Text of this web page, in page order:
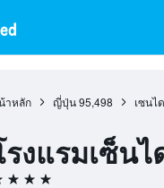
าหลัก ญี่ปุ่น 95,498 เซนได
งแรมเซ็น
ดาว